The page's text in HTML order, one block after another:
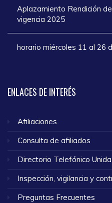
Aplazamiento Rendición
vigencia 2025
horario miércoles 11 al 26
ENLACES DE INTERÉS
Afiliaciones
Consulta de afiliados
Directorio Telefónico
Inspección, vigilancia y
Preguntas Frecuentes